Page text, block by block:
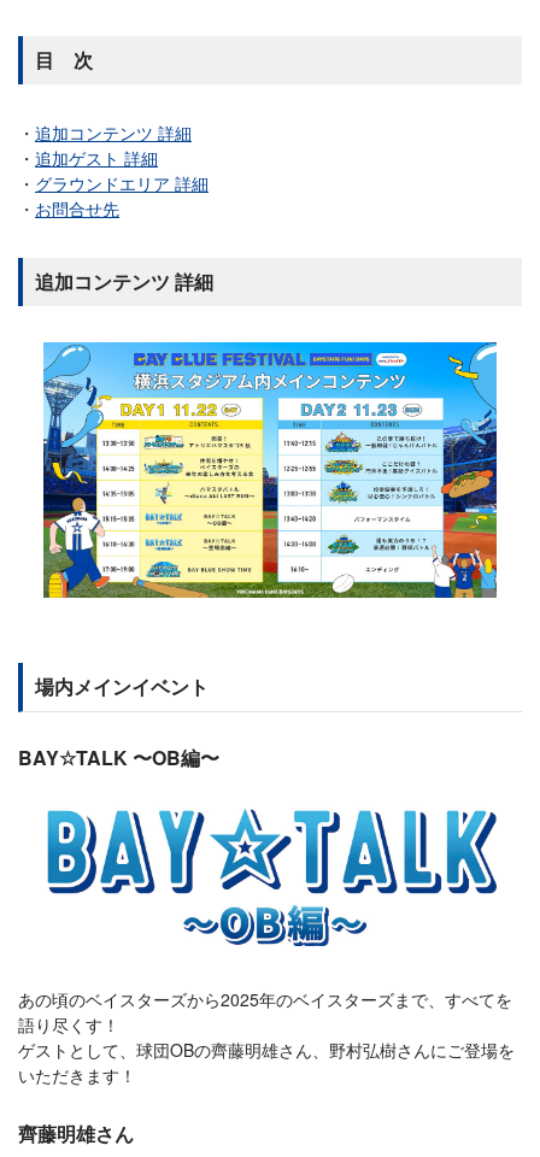
目 次
追加コンテンツ 詳細
追加ゲスト 詳細
グラウンドエリア 詳細
お問合せ先
追加コンテンツ 詳細
場内メインイベント
BAY☆TALK 〜OB編〜
あの頃のベイスターズから2025年のベイスターズまで、すべてを
語り尽くす！
ゲストとして、球団OBの齊藤明雄さん、野村弘樹さんにご登場を
いただきます！
齊藤明雄さん